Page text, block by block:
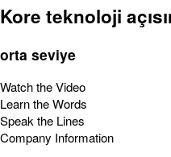
Kore teknoloji
orta seviye
Watch the Video
Learn the Words
Speak the Lines
Company Information